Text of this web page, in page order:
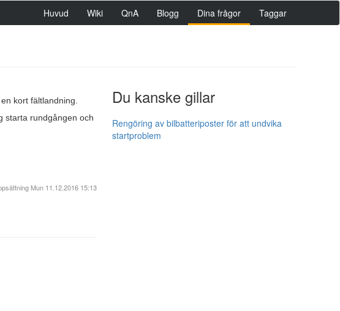
Huvud Wiki QnA Blogg Dina frågor Taggar
Du kanske gillar
Rengöring av bilbatteriposter för att undvika
startproblem
kort fältlandning.
starta rundgången och
Mun 11.12.2016 15:13